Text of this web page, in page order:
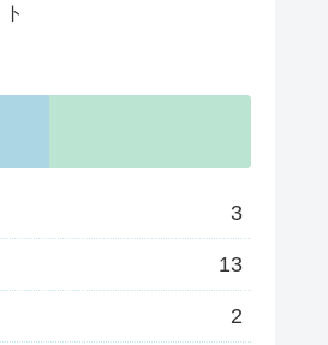
ト
3
13
2